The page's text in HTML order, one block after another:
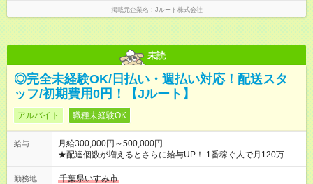
掲載元企業名 Jルート株式会社
未読
◎完全未経験OK/日払い・週払い対応！配送スタ
ッフ/初期費用0円！【Jルート】
アルバイト 職種未経験OK
給与
月給300,000円～500,000円
★配達個数が増えるとさらに給与UP！ 1番稼ぐ人で月120万ほ
ど！ ・主要都市エリア 月収55万円／週5日稼働 月収65万~112
万円／週6日稼働 ・地方郊外エリア 月収40万円／週5日稼働 月
勤務地 千葉県いすみ市